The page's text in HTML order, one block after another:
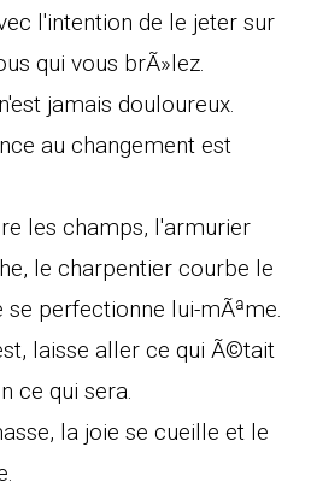
l'intention de le jeter sur
qui vous brÃ»lez.
jamais douloureux.
au changement est
les champs, l'armurier
le charpentier courbe le
se perfectionne lui-mÃªme.
laisse aller ce qui Ã©tait
ce qui sera.
la joie se cueille et le